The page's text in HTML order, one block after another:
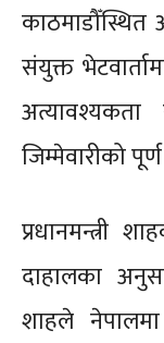
संयुक्त
जिम्मेवारीको
प्रधानमन्त्री
दाहालका
शाहले